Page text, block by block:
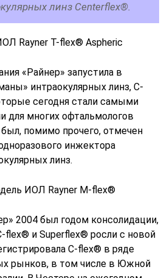
линз Centerflex®.
Rayner T-flex® Aspheric
«Райнер» запустила в
интраокулярных линз, C-
сегодня стали самыми
для многих офтальмологов
помимо прочего, отмечен
инжектора
линз.
ИОЛ Rayner M-flex®
2004 был годом консолидации,
flex® и Superflex® росли с новой
C-flex® в ряде
рынков, в том числе в Южной